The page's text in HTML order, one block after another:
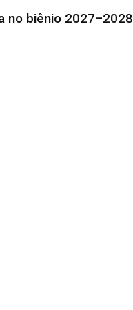
no biênio 2027–2028